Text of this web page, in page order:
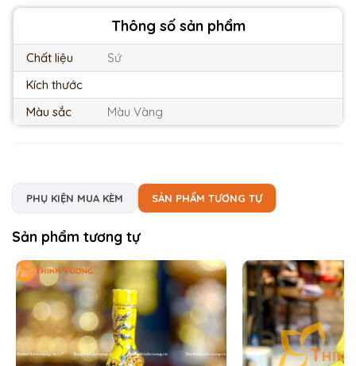
Thông số sản phẩm
Chất liệu
Sứ
Kích thước
Màu sắc
Màu Vàng
PHỤ KIỆN MUA KÈM SẢN PHẨM TƯƠNG TỰ
Sản phẩm tương tự